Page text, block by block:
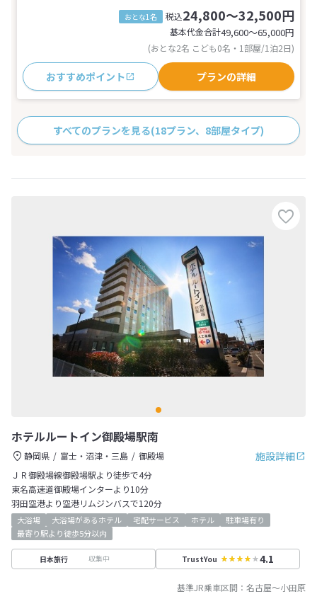
おとな1名 税込24,800～32,500円
基本代金合計49,600〜65,000円
(おとな2名 こども0名・1部屋/1泊2日)
おすすめポイント プランの詳細
すべてのプランを見る(18プラン、8部屋タイプ)
ホテルルートイン御殿場駅南
施設詳細
静岡県 富士・沼津・三島
御殿場
ＪＲ御殿場線御殿場駅より徒歩で4分
東名高速道御殿場インターより10分
羽田空港より空港リムジンバスで120分
大浴場 大浴場があるホテル 宅配サービス ホテル
駐車場有り
最寄り駅より徒歩5分以内
日本旅行 収集中 TrustYou 4.1
基準JR乗車区間： 名古屋～小田原